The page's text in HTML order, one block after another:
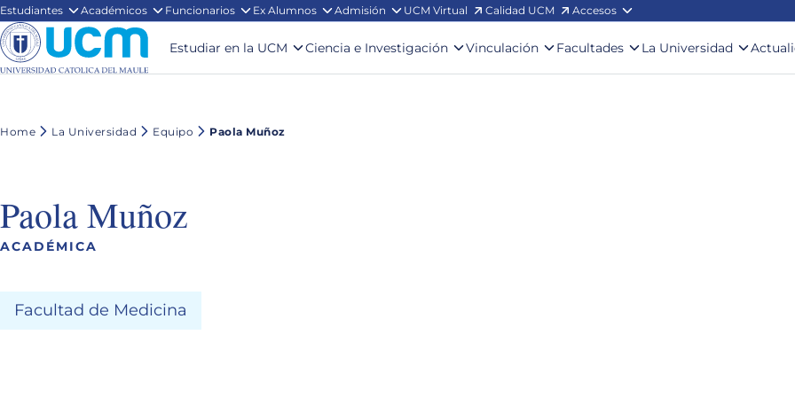
Estudiantes Académicos Funcionarios Ex Alumnos Admisión UCM Virtual Calidad UCM Accesos
Estudiar en la UCM Ciencia e Investigación Vinculación Facultades La Universidad
Home La Universidad Equipo Paola Muñoz
Paola Muñoz
ACADÉMICA
Facultad de Medicina